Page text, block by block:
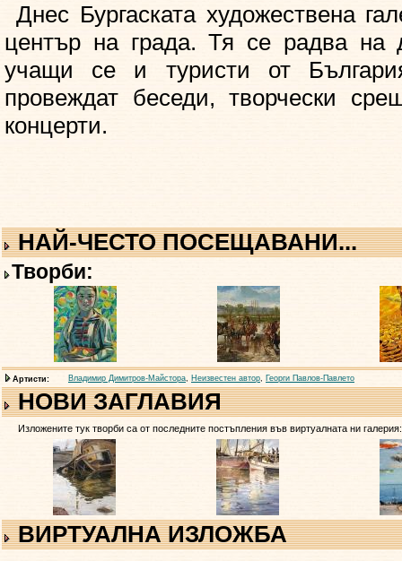
Днес Бургаската художествена
център на града. Тя се радва на
учащи се и туристи от
провеждат беседи, творчески
концерти.
НАЙ-ЧЕСТО ПОСЕЩАВАНИ...
Творби:
Артисти: Владимир Димитров-Майстора, Неизвестен автор, Георги Павлов-Павлето
НОВИ ЗАГЛАВИЯ
Изложените тук творби са от последните постъпления във виртуалната ни галерия:
ВИРТУАЛНА ИЗЛОЖБА